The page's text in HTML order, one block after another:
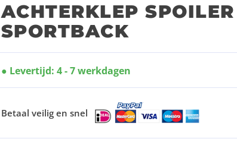
ACHTERKLEP
SPORTBACK
Levertijd: 4 - 7 werkdagen
Betaal veilig en snel